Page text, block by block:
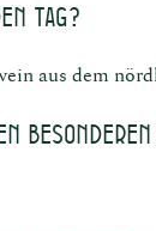
Tag?
aus dem
besonderen